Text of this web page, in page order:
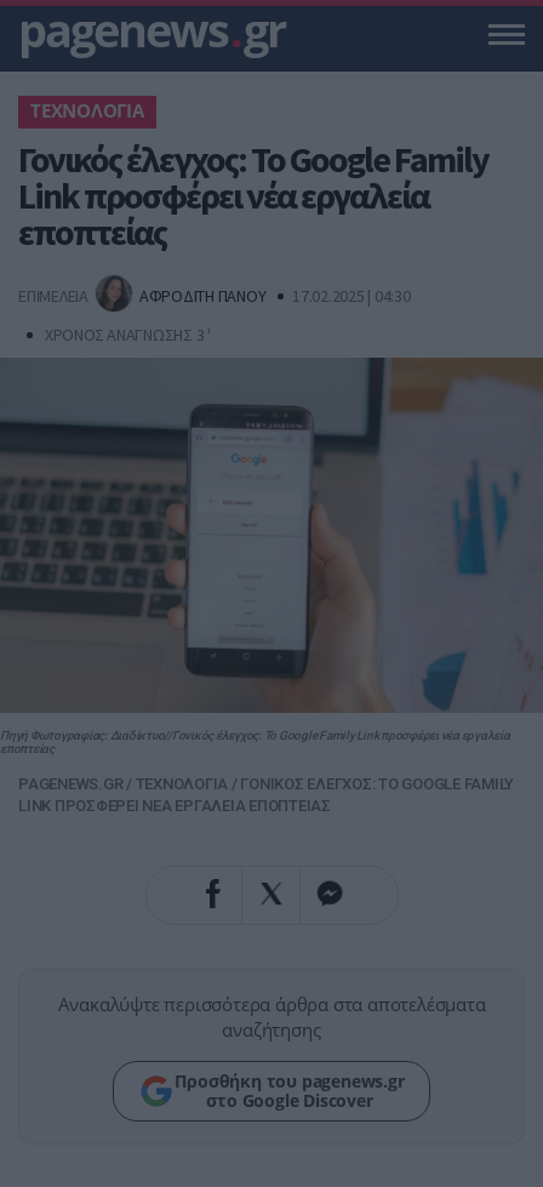
pagenews.gr
ΤΕΧΝΟΛΟΓΙΑ
Γονικός έλεγχος: Το Google Family
Link προσφέρει νέα εργαλεία
εποπτείας
ΕΠΙΜΕΛΕΙΑ ΑΦΡΟΔΙΤΗ ΠΑΝΟΥ
17.02.2025 | 04:30
ΧΡΟΝΟΣ ΑΝΑΓΝΩΣΗΣ 3 '
Πηγή Φωτογραφίας: Διαδίκτυο//Γονικός έλεγχος: Το Google Family Link προσφέρει νέα εργαλεία
εποπτείας
PAGENEWS.GR/ ΤΕΧΝΟΛΟΓΙΑ / ΓΟΝΙΚΟΣ ΕΛΕΓΧΟΣ: ΤΟ GOOGLE FAMILY
LINK ΠΡΟΣΦΕΡΕΙ ΝΕΑ ΕΡΓΑΛΕΙΑ ΕΠΟΠΤΕΙΑΣ
Ανακαλύψτε περισσότερα άρθρα στα αποτελέσματα
αναζήτησης
Προσθήκη του pagenews.gr
στο Google Discover